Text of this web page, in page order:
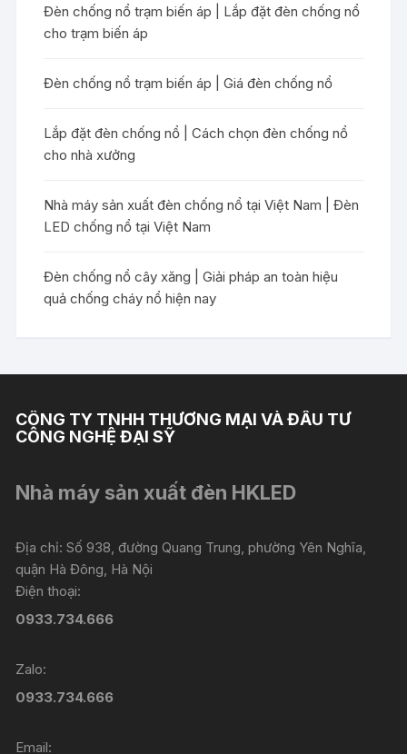
Đèn chống nổ trạm biến áp | Lắp đặt đèn chống nổ
cho trạm biến áp
Đèn chống nổ trạm biến áp | Giá đèn chống nổ
Lắp đặt đèn chống nổ | Cách chọn đèn chống nổ
cho nhà xưởng
Nhà máy sản xuất đèn chống nổ tại Việt Nam | Đèn
LED chống nổ tại Việt Nam
Đèn chống nổ cây xăng | Giải pháp an toàn hiệu
quả chống cháy nổ hiện nay
CÔNG TY TNHH THƯƠNG MẠI VÀ ĐẦU TƯ
CÔNG NGHỆ ĐẠI SỸ
Nhà máy sản xuất đèn HKLED
Địa chỉ: Số 938, đường Quang Trung, phường Yên Nghĩa,
quận Hà Đông, Hà Nội
Điện thoại:
0933.734.666
Zalo:
0933.734.666
Email: